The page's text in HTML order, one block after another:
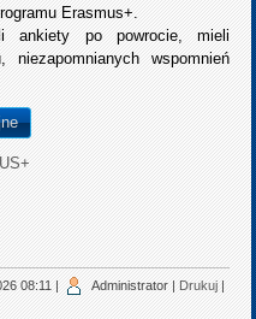
Erasmus+.
ankiety po powrocie, mieli
niezapomnianych wspomnień
08:11 Administrator Drukuj